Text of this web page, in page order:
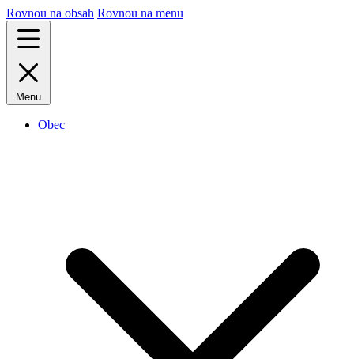
Rovnou na obsah Rovnou na menu
Menu
Obec